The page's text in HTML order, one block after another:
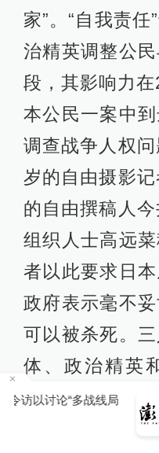
家”。“自我责
治精英调整公
段，其影响力
本公民一案中
调查战争人权
岁的自由摄影
的自由撰稿人
组织人士高远
者以此要求日
政府表示毫不
可以被杀死。
体、政治精英
伐，被认为“给
负责任”的人物
你有权知道更多
下载澎湃新闻客